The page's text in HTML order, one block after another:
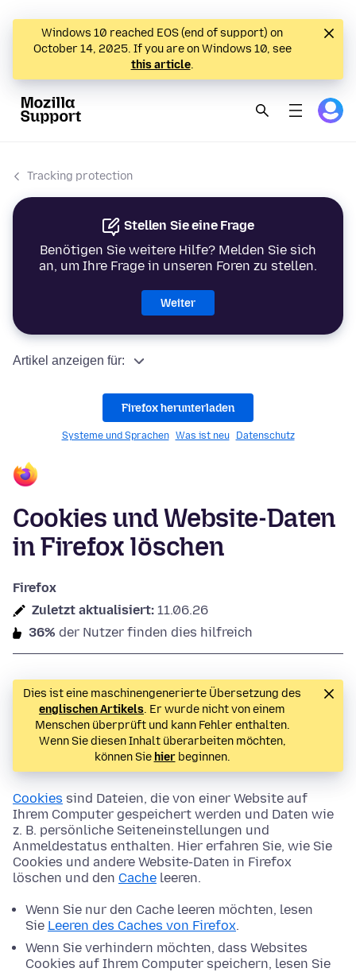
Windows 10 reached EOS (end of support) on
October 14, 2025. If you are on Windows 10, see
this article.
Tracking protection
Stellen Sie eine Frage
Benötigen Sie weitere Hilfe? Melden Sie sich
an, um Ihre Frage in unseren Foren zu stellen.
Weiter
Artikel anzeigen für:
Firefox herunterladen
Systeme und Sprachen Was ist neu Datenschutz
Cookies und Website-Daten
in Firefox löschen
Firefox
Zuletzt aktualisiert: 11.06.26
36% der Nutzer finden dies hilfreich
Dies ist eine maschinengenerierte Übersetzung des
englischen Artikels. Er wurde nicht von einem
Menschen überprüft und kann Fehler enthalten.
Wenn Sie diesen Inhalt überarbeiten möchten,
können Sie hierbeginnen.
Cookies sind Dateien, die von einer Website auf
Ihrem Computer gespeichert werden und Daten wie
z. B. persönliche Seiteneinstellungen und
Anmeldestatus enthalten. Hier erfahren Sie, wie Sie
Cookies und andere Website-Daten in Firefox
löschen und den Cache leeren.
Wenn Sie nur den Cache leeren möchten, lesen
Sie Leeren des Caches von Firefox.
Wenn Sie verhindern möchten, dass Websites
Cookies auf Ihrem Computer speichern, lesen Sie